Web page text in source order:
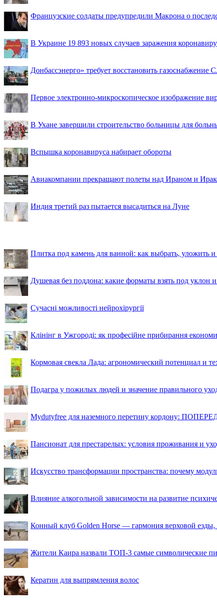
Французские солдаты предупредили Макрона о
В Украине 19 893 новых случаев заражения
Донбассэнерго» требует восстановить газоснабжение
Первое электронно-микроскопическое изображение
В Ухане завершили строительство больницы для
Вспышка коронавируса набирает обороты
Авиакомпании прекращают полеты над Ираном и
Индия третий раз пытается высадиться на Луне
Плитка под камень для ванной: как выбрать, уложить
Душевая без поддона: какие форматы взять под уклон
Сучасні можливості нейрохірургії
Клінінг в Ужгороді: як професійне прибирання
Кормовая свекла Лада: агрономический потенциал и
Подагра у пожилых людей и значение правильного
Mydutyfree для наземного перетину кордону:
Пансионат для престарелых: условия проживания и
Искусство трансформации пространства: почему
Влияние алкогольной зависимости на развитие
Конный клуб Golden Horse — гармония верховой езды,
Жители Каира назвали ТОП-3 самые символические
Кератин для выпрямления волос